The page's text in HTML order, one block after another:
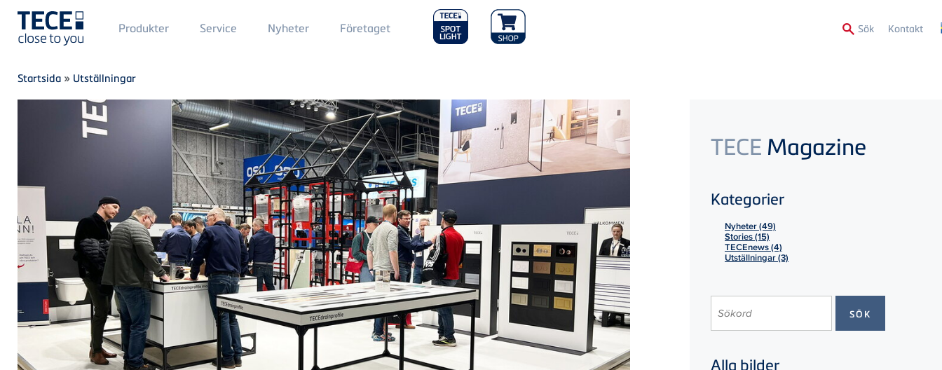
Skip to main content
Main
Menü
Produkter Service Nyheter Main
Menu
Företaget Sök Kontakt
Breadcrumb
Startsida » Utställningar
TECE Magazine
Kategorier
Nyheter (49)
Stories (15)
TECEnews (4)
Utställningar (3)
Alla bilder